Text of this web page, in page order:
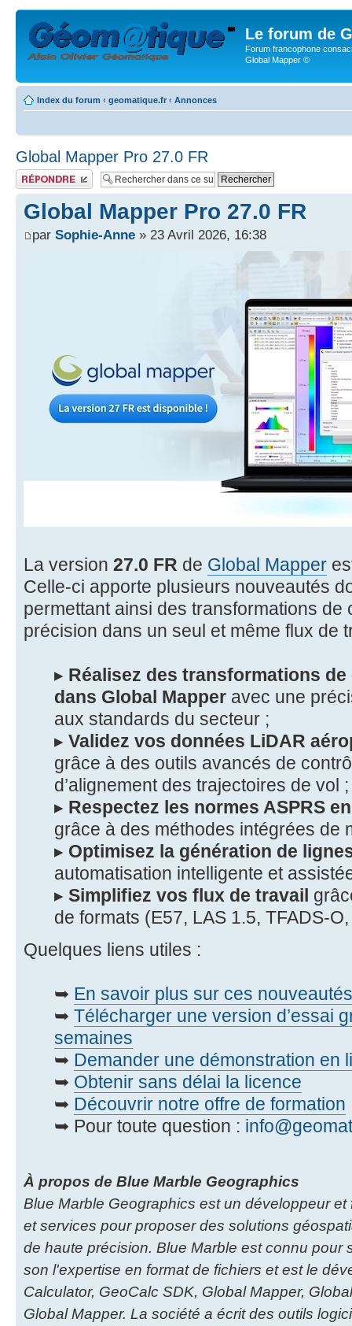
Le forum de
Forum francophone
Global Mapper ©
Index du forum ‹ geomatique.fr ‹ Annonces
Global Mapper Pro 27.0 FR
Publier une réponse
Global Mapper Pro 27.0 FR
par Sophie-Anne » 23 Avril 2026, 16:38
La version 27.0 FR de Global Mapper
Celle-ci apporte plusieurs nouveautés
permettant ainsi des transformations de
précision dans un seul et même flux de
▸ Réalisez des transformations
dans Global Mapper avec une
aux standards du secteur ;
▸ Validez vos données LiDAR
grâce à des outils avancés de
d’alignement des trajectoires de vol ;
▸ Respectez les normes ASPRS
grâce à des méthodes intégrées de
▸ Optimisez la génération de
automatisation intelligente et
▸ Simplifiez vos flux de travail
de formats (E57, LAS 1.5, TFADS-
Quelques liens utiles :
➥ En savoir plus sur ces nouveautés
➥ Télécharger une version d’essai
semaines
➥ Demander une démonstration en
➥ Obtenir sans délai la licence
➥ Découvrir notre offre de formation
➥ Pour toute question :
À propos de Blue Marble Geographics
Blue Marble Geographics est un développeur
et services pour proposer des solutions
de haute précision. Blue Marble est connu pour
son l'expertise en format de fichiers et est le
Calculator, GeoCalc SDK, Global Mapper,
Global Mapper. La société a écrit des outils